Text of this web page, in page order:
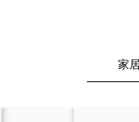
家